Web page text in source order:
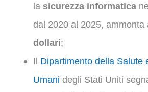
la sicurezza informatica
dal 2020 al 2025, ammonta
dollari;
Il Dipartimento della Salute
Umani degli Stati Uniti